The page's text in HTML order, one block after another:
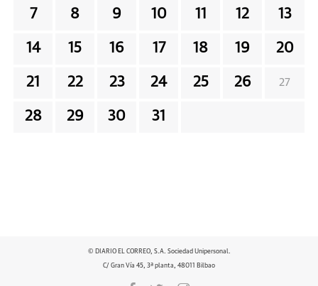
7 8 9 10 11 12 13
14 15 16 17 18 19 20
21 22 23 24 25 26 27
28 29 30 31
© DIARIO EL CORREO, S.A. Sociedad Unipersonal.
C/ Gran Vía 45, 3ª planta, 48011 Bilbao